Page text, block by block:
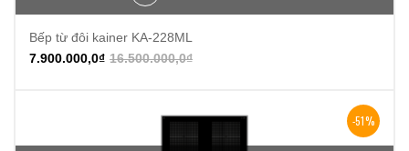
Bếp từ đôi kainer KA-228ML
16.500.000,0₫
7.900.000,0₫
-51%